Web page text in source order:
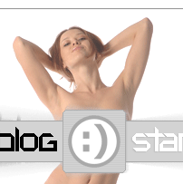
———————————